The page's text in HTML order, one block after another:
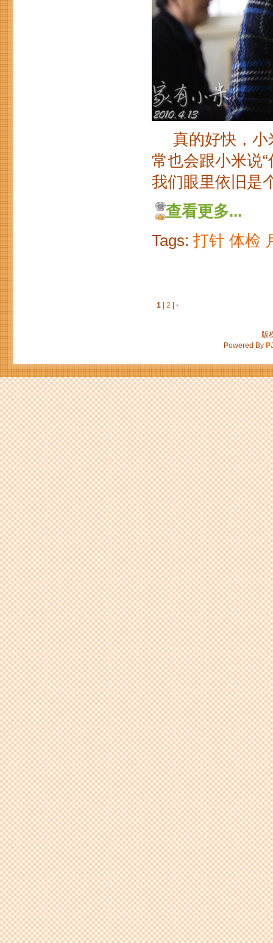
真的好快，小
常也会跟小米说
我们眼里依旧是
查看更多...
Tags:打针 体检
1 |2 |›
版
Powered By